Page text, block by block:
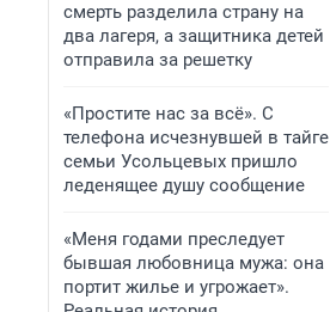
смерть разделила страну на
два лагеря, а защитника детей
отправила за решетку
«Простите нас за всё». С
телефона исчезнувшей в тайге
семьи Усольцевых пришло
леденящее душу сообщение
«Меня годами преследует
бывшая любовница мужа: она
портит жилье и угрожает».